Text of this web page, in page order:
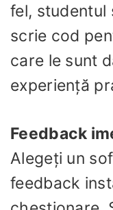
fel, studentul
scrie cod
care le sunt
experiență
Feedback
Alegeți un
feedback